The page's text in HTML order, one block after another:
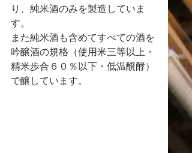
り、純米酒のみを製造していま
す。
また純米酒も含めてすべての酒を
吟醸酒の規格（使用米三等以上・
精米歩合６０％以下・低温醗酵）
で醸しています。